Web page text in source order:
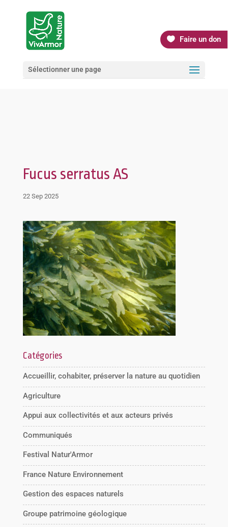
Faire un don
Sélectionner une page
Fucus serratus AS
22 Sep 2025
Catégories
Accueillir, cohabiter, préserver la nature au quotidien
Agriculture
Appui aux collectivités et aux acteurs privés
Communiqués
Festival Natur'Armor
France Nature Environnement
Gestion des espaces naturels
Groupe patrimoine géologique